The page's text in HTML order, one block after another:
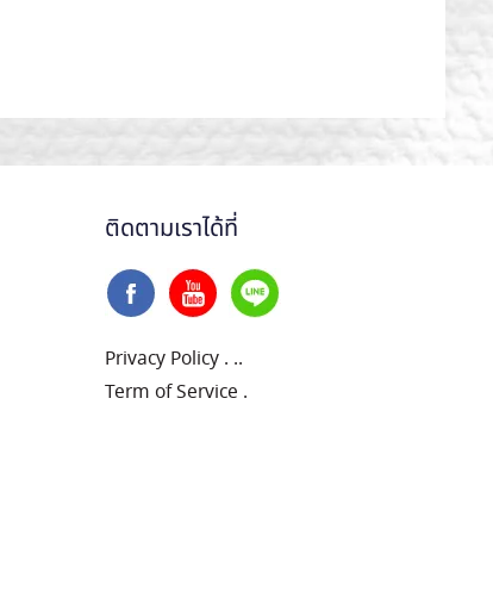
ติดตามเราได้ที่
Privacy Policy . ..
Term of Service .